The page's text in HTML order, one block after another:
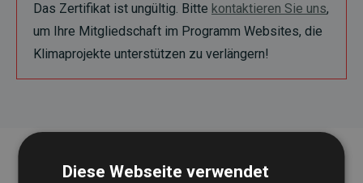
Das Zertifikat ist ungültig. Bitte kontaktieren Sie uns,
um Ihre Mitgliedschaft im Programm Websites, die
Klimaprojekte unterstützen zu verlängern!
Diese Webseite verwendet